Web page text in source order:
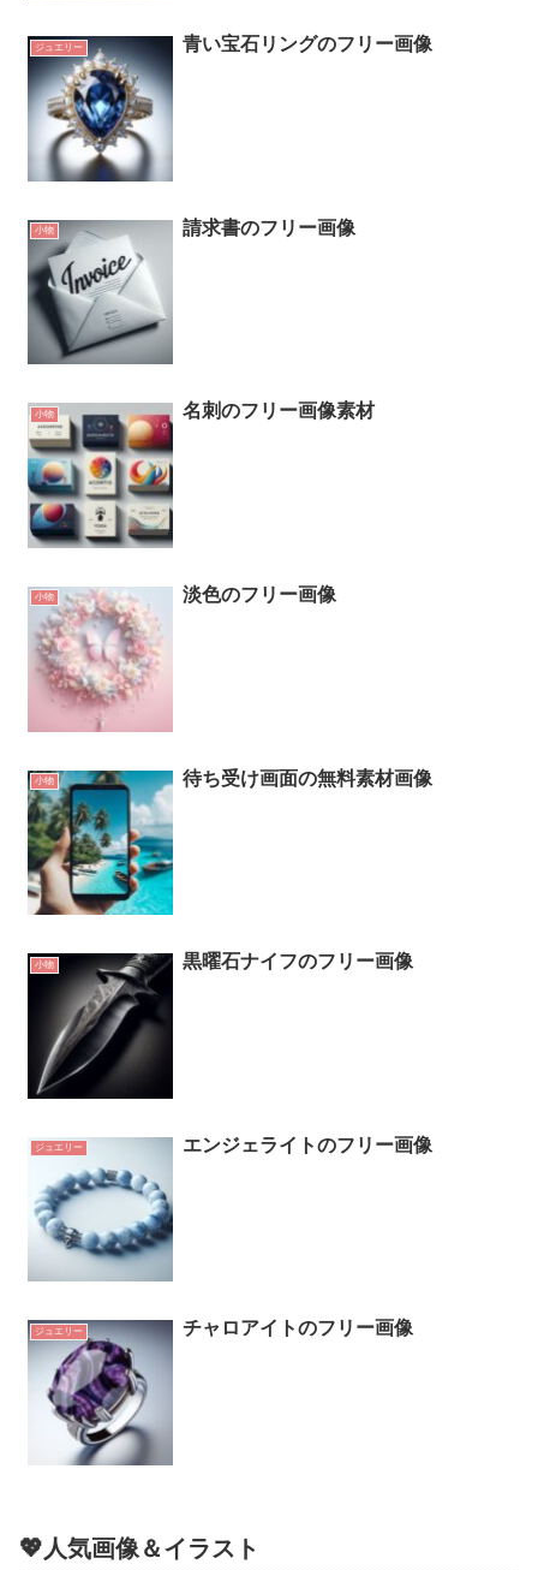
ジュエリー 青い宝石リングのフリー画像
小物 請求書のフリー画像
小物 名刺のフリー画像素材
小物 淡色のフリー画像
小物 待ち受け画面の無料素材画像
小物 黒曜石ナイフのフリー画像
ジュエリー エンジェライトのフリー画像
ジュエリー チャロアイトのフリー画像
💖人気画像＆イラスト